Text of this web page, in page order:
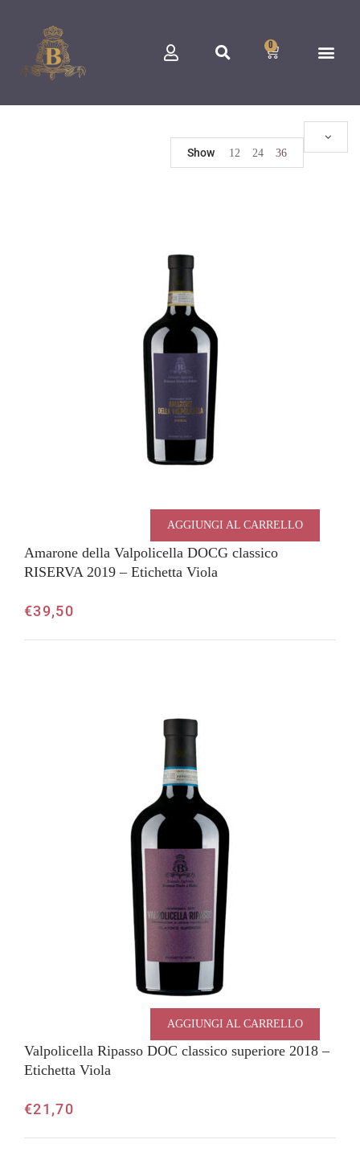
0
Show 12 24 36
Amarone della Valpolicella DOCG classico
RISERVA 2019 – Etichetta Viola
€39,50
AGGIUNGI AL CARRELLO
Valpolicella Ripasso DOC classico superiore 2018 –
Etichetta Viola
€21,70
AGGIUNGI AL CARRELLO